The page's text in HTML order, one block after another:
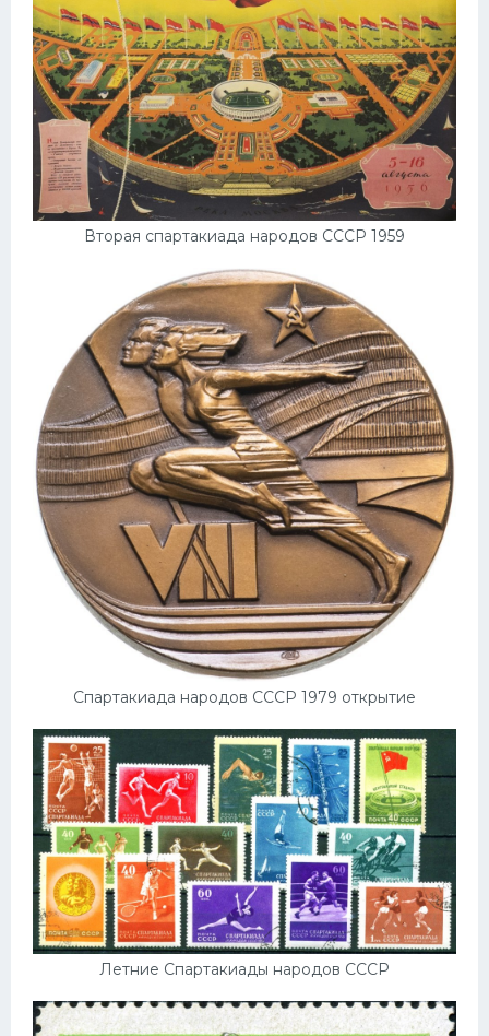
Вторая спартакиада народов СССР 1959
Спартакиада народов СССР 1979 открытие
Летние Спартакиады народов СССР